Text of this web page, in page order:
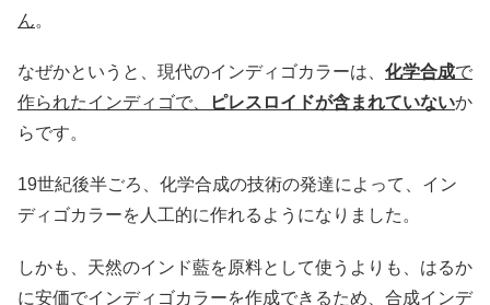
ん。
なぜかというと、現代のインディゴカラーは、 化学合成で
作られたインディゴで、
ピレスロイドが含まれていないか
らです。
19世紀後半ごろ、化学合成の技術の発達によって、イン
ディゴカラーを人工的に作れるようになりました。
しかも、天然のインド藍を原料として使うよりも、はるか
に安価でインディゴカラーを作成できるため、合成インデ